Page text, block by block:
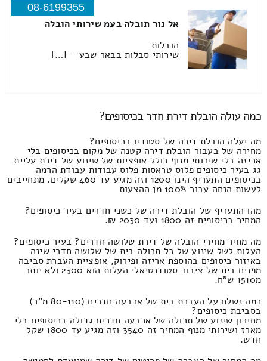
08-6199355
אל נור תובלה בעמ שירותי הובלה
הובלות
שירותי סבלות בבאר שבע – […]
כמה עולה הובלת דירת חדר בכיסופים?
מה יעלה הובלת דירה של סטודיו בכיסופים?
מחירה של בעבור הובלת דירה קטנה של מקום בכיסופים בלי
אריזה בלי שירותי מנוף כולל אופציות של שינוע של דירת עליית
גג בעיר כיסופים פלוס טראסות פלוס עבודות עבודת הרמה
בכיסופים התעריף הינו 1200 וזה מגיע עד 460 שקלים. מתחייבים
לעשות הנחה עבור 100% מן ההצעות
מהו התעריף של הובלת דירה של כשני חדרים בעיר כיסופים?
המחיר בכיסופים זה 1800 ועד 2030 ₪.
מה מחיר מחירי הובלה של דירת שלושה חדרים? בעיר כיסופים?
העלות לשל שינוע של כל תכולה בית של שלושה חדרי שינה
באיזור כיסופים בהוספת אריזה ופירוק, אופציית העברת סביבה
מפנים בית של ציבור סטודנטיאלי העלות הוא 2300 ולא יותר
מ1510 ש"ח.
כמה נשלם על העברת בית של ארבעה חדרים (80-110 מ"ר)
בסביבת כיסופים?
מחירון שינוע של תכולה של ארבעה חדרים גדולה בכיסופים בלי
מארז ושירותי מנוף המחיר זה 3540 וזה מגיע עד 1800 שקל
חדש.